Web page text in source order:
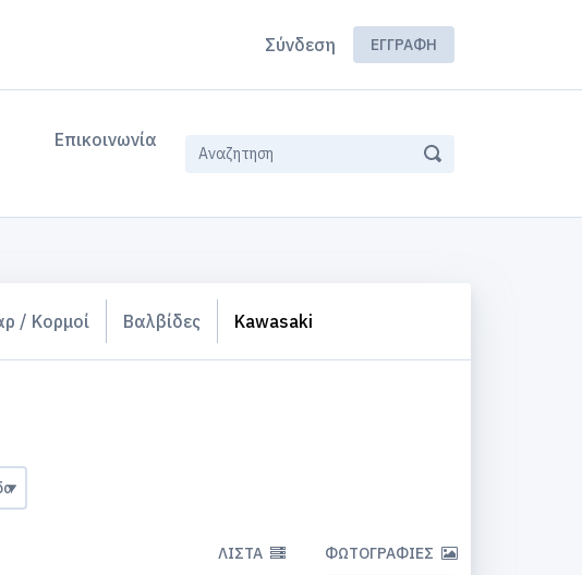
Σύνδεση ΕΓΓΡΑΦΉ
Επικοινωνία
/ Κορμοί Βαλβίδες Kawasaki
ΛΊΣΤΑ ΦΩΤΟΓΡΑΦΊΕΣ